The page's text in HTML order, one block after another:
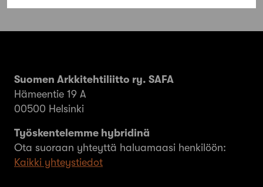
Suomen Arkkitehtiliitto ry. SAFA
Hämeentie 19 A
00500 Helsinki
Työskentelemme hybridinä
Ota suoraan yhteyttä haluamaasi henkilöön:
Kaikki yhteystiedot